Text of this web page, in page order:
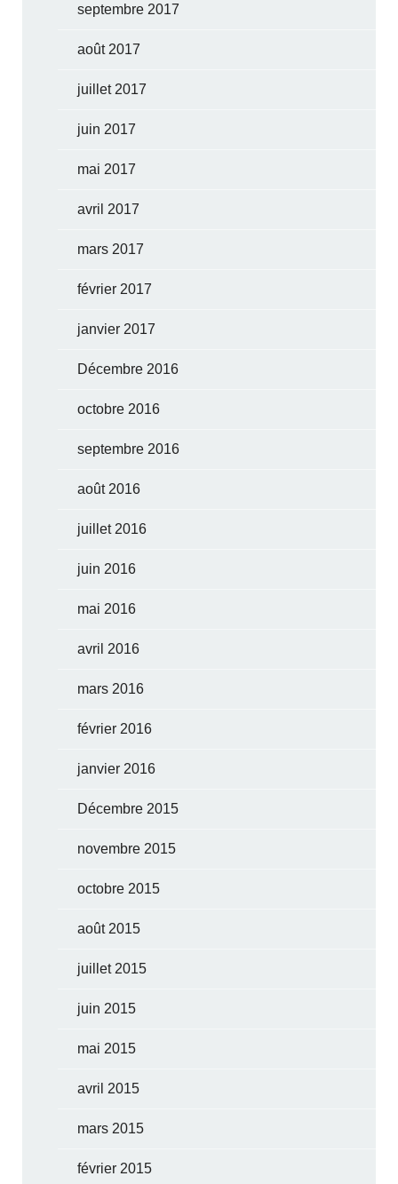
septembre 2017
août 2017
juillet 2017
juin 2017
mai 2017
avril 2017
mars 2017
février 2017
janvier 2017
Décembre 2016
octobre 2016
septembre 2016
août 2016
juillet 2016
juin 2016
mai 2016
avril 2016
mars 2016
février 2016
janvier 2016
Décembre 2015
novembre 2015
octobre 2015
août 2015
juillet 2015
juin 2015
mai 2015
avril 2015
mars 2015
février 2015